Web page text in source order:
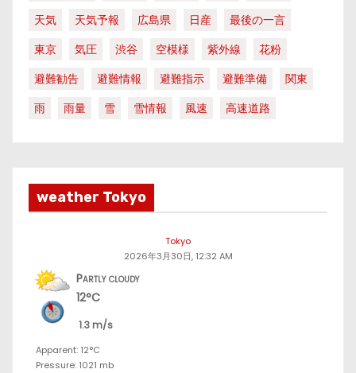
天気
天気予報 広島県 日産
最後の一言
東京
気圧 渋谷 空模様 紫外線
花粉
避難勧告
避難情報 避難指示 避難準備
関東
雨
雨量 雪 雪情報 風速 高速道路
weather Tokyo
Tokyo
2026年3月30日, 12:32 AM
Partly cloudy
12°C
1.3 m/s
Apparent: 12°C
Pressure: 1021 mb